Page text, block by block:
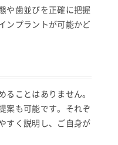
や歯並びを正確に把握
ンプラントが可能かど
ることはありません。
案も可能です。それぞ
すく説明し、ご自身が